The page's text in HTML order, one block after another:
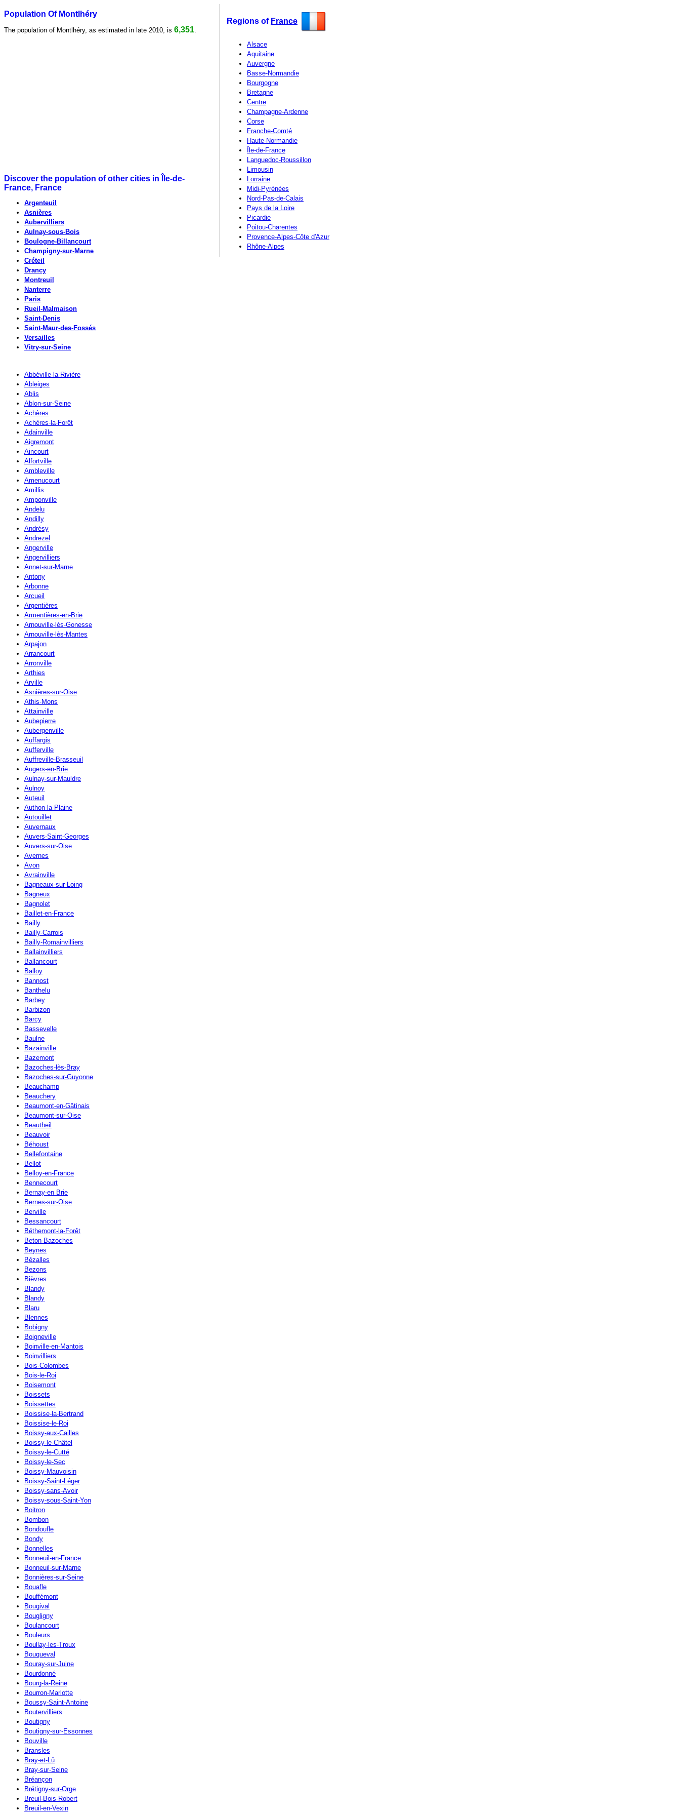
Population Of Montlhéry
The population of Montlhéry, as estimated in late 2010, is 6,351
Discover the population of other cities in Île-de-
France, France
Argenteuil
Asnières
Aubervilliers
Aulnay-sous-Bois
Boulogne-Billancourt
Champigny-sur-Marne
Créteil
Drancy
Montreuil
Nanterre
Paris
Rueil-Malmaison
Saint-Denis
Saint-Maur-des-Fossés
Versailles
Vitry-sur-Seine
Abbéville-la-Rivière
Ableiges
Ablis
Ablon-sur-Seine
Achères
Achères-la-Forêt
Adainville
Aigremont
Aincourt
Alfortville
Ambleville
Amenucourt
Amillis
Amponville
Andelu
Andilly
Andrésy
Andrezel
Angerville
Angervilliers
Annet-sur-Marne
Antony
Arbonne
Arcueil
Argentières
Armentières-en-Brie
Arnouville-lès-Gonesse
Arnouville-lès-Mantes
Arpajon
Arrancourt
Arronville
Arthies
Arville
Asnières-sur-Oise
Athis-Mons
Attainville
Aubepierre
Aubergenville
Auffargis
Aufferville
Auffreville-Brasseuil
Augers-en-Brie
Aulnay-sur-Mauldre
Aulnoy
Auteuil
Authon-la-Plaine
Autouillet
Auvernaux
Auvers-Saint-Georges
Auvers-sur-Oise
Avernes
Avon
Avrainville
Bagneaux-sur-Loing
Bagneux
Bagnolet
Baillet-en-France
Bailly
Bailly-Carrois
Bailly-Romainvilliers
Ballainvilliers
Ballancourt
Balloy
Bannost
Banthelu
Barbey
Barbizon
Barcy
Bassevelle
Baulne
Bazainville
Bazemont
Bazoches-lès-Bray
Bazoches-sur-Guyonne
Beauchamp
Beauchery
Beaumont-en-Gâtinais
Beaumont-sur-Oise
Beautheil
Beauvoir
Béhoust
Bellefontaine
Bellot
Belloy-en-France
Bennecourt
Bernay-en Brie
Bernes-sur-Oise
Berville
Bessancourt
Béthemont-la-Forêt
Beton-Bazoches
Beynes
Bézalles
Bezons
Bièvres
Blandy
Blandy
Blaru
Blennes
Bobigny
Boigneville
Boinville-en-Mantois
Boinvilliers
Bois-Colombes
Bois-le-Roi
Boisemont
Boissets
Boissettes
Boissise-la-Bertrand
Boissise-le-Roi
Boissy-aux-Cailles
Boissy-le-Châtel
Boissy-le-Cutté
Boissy-le-Sec
Boissy-Mauvoisin
Boissy-Saint-Léger
Boissy-sans-Avoir
Boissy-sous-Saint-Yon
Boitron
Bombon
Bondoufle
Bondy
Bonnelles
Bonneuil-en-France
Bonneuil-sur-Marne
Bonnières-sur-Seine
Bouafle
Bouffémont
Bougival
Bougligny
Boulancourt
Bouleurs
Boullay-les-Troux
Bouqueval
Bouray-sur-Juine
Bourdonné
Bourg-la-Reine
Bourron-Marlotte
Boussy-Saint-Antoine
Boutervilliers
Boutigny
Boutigny-sur-Essonnes
Bouville
Bransles
Bray-et-Lû
Bray-sur-Seine
Bréançon
Brétigny-sur-Orge
Breuil-Bois-Robert
Breuil-en-Vexin
Regions of France
Alsace
Aquitaine
Auvergne
Basse-Normandie
Bourgogne
Bretagne
Centre
Champagne-Ardenne
Corse
Franche-Comté
Haute-Normandie
Île-de-France
Languedoc-Roussillon
Limousin
Lorraine
Midi-Pyrénées
Nord-Pas-de-Calais
Pays de la Loire
Picardie
Poitou-Charentes
Provence-Alpes-Côte d'Azur
Rhône-Alpes